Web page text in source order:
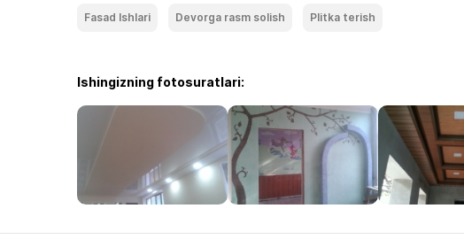
Fasad Ishlari Devorga rasm solish Plitka terish
Ishingizning fotosuratlari: